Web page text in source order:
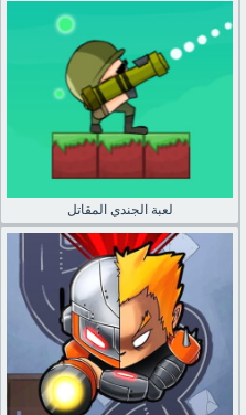
لعبة الجندي المقاتل